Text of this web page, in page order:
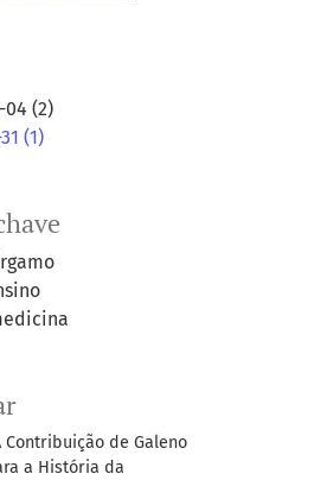
04 (2)
(1)
Contribuição de Galeno
a História da